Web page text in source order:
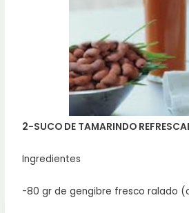
2-SUCO DE TAMARINDO
Ingredientes
-80 gr de gengibre fresco ralado